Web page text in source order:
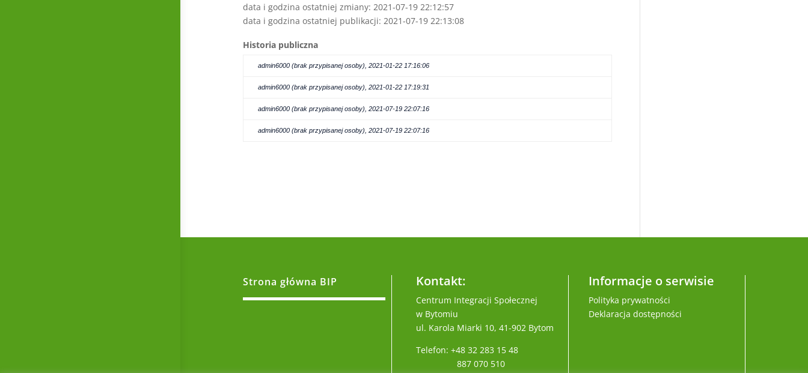
data i godzina ostatniej zmiany: 2021-07-19 22:12:57
data i godzina ostatniej publikacji: 2021-07-19 22:13:08
Historia publiczna
admin6000 (brak przypisanej osoby), 2021-01-22 17:16:06
admin6000 (brak przypisanej osoby), 2021-01-22 17:19:31
admin6000 (brak przypisanej osoby), 2021-07-19 22:07:16
admin6000 (brak przypisanej osoby), 2021-07-19 22:07:16
Strona główna BIP Kontakt:
Centrum Integracji Społecznej
w Bytomiu
ul. Karola Miarki 10, 41-902 Bytom
Telefon: +48 32 283 15 48
887 070 510
Informacje o serwisie
Polityka prywatności
Deklaracja dostępności